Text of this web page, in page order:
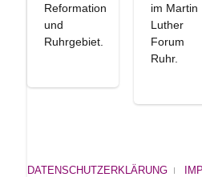
Reformation
und
Ruhrgebiet.
im Martin
Luther
Forum
Ruhr.
DATENSCHUTZERKLÄRUNG